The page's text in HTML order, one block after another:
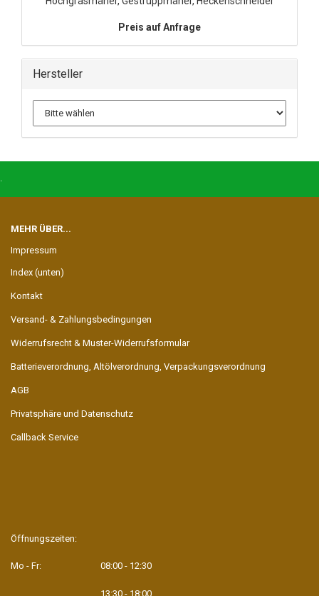
Preis auf Anfrage
Hersteller
.
MEHR ÜBER...
Impressum
Index (unten)
Kontakt
Versand- & Zahlungsbedingungen
Widerrufsrecht & Muster-Widerrufsformular
Batterieverordnung, Altölverordnung, Verpackungsverordnung
AGB
Privatsphäre und Datenschutz
Callback Service
Öffnungszeiten:
Mo - Fr: 08:00 - 12:30
13:30 - 18:00